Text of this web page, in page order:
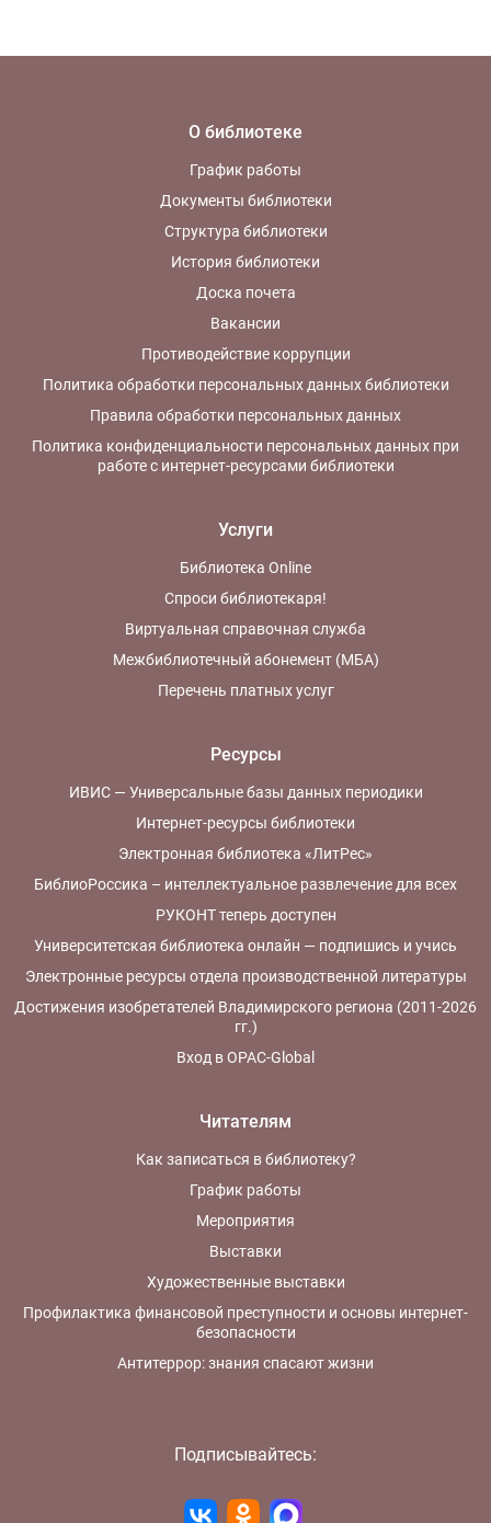
О библиотеке
График работы
Документы библиотеки
Структура библиотеки
История библиотеки
Доска почета
Вакансии
Противодействие коррупции
Политика обработки персональных данных библиотеки
Правила обработки персональных данных
Политика конфиденциальности персональных данных при
работе с интернет-ресурсами библиотеки
Услуги
Библиотека Online
Спроси библиотекаря!
Виртуальная справочная служба
Межбиблиотечный абонемент (МБА)
Перечень платных услуг
Ресурсы
ИВИС — Универсальные базы данных периодики
Интернет-ресурсы библиотеки
Электронная библиотека «ЛитРес»
БиблиоРоссика – интеллектуальное развлечение для всех
РУКОНТ теперь доступен
Университетская библиотека онлайн — подпишись и учись
Электронные ресурсы отдела производственной литературы
Достижения изобретателей Владимирского региона (2011-2026
гг.)
Вход в OPAC-Global
Читателям
Как записаться в библиотеку?
График работы
Мероприятия
Выставки
Художественные выставки
Профилактика финансовой преступности и основы интернет-
безопасности
Антитеррор: знания спасают жизни
Подписывайтесь: